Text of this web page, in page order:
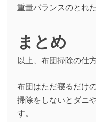
重量バランスのとれ
まとめ
以上、布団掃除の仕
布団はただ寝るだけ
掃除をしないとダニ
す。